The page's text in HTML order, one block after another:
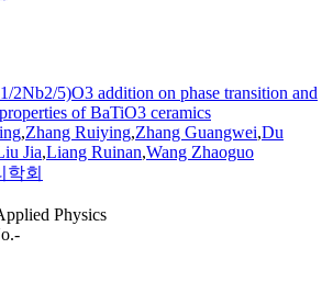
2Nb2/5)O3 addition on phase transition and
of BaTiO3 ceramics
,Zhang Ruiying,Zhang Guangwei,Du
Jia,Liang Ruinan,Wang Zhaoguo
학회
Physics